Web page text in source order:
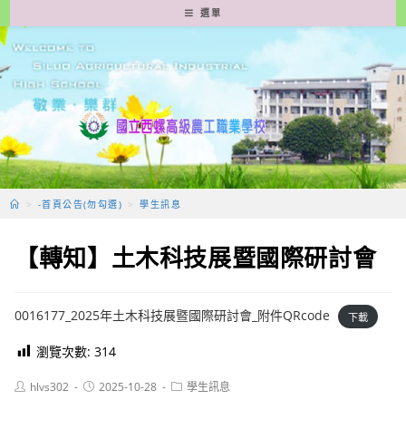
轉
至
要
容
選單
> -首頁公告(勿勾選) > 學生訊息
【轉知】土木科技展暨國際研討會
0016177_2025年土木科技展暨國際研討會_附件QRcode 下載
瀏覽次數: 314
Posthlvs302
Post2025-10-28
Post學生訊息